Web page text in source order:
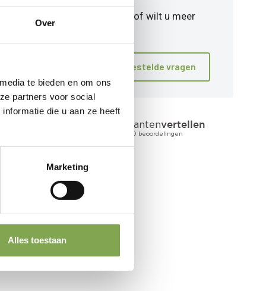
Over
te bieden en om ons
partners voor social
die u aan ze heeft
Marketing
Alles toestaan
Heeft u vragen of wilt u meer
Bekijk veelgestelde vragen